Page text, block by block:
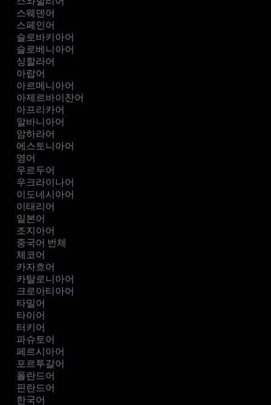
스웨덴어
스페인어
슬로바키아어
슬로베니아어
싱할라어
아랍어
아르메니아어
아제르바이잔어
아프리카어
알바니아어
암하라어
에스토니아어
영어
우르두어
우크라이나어
이도네시아어
이태리어
일본어
조지아어
중국어 번체
체코어
카자흐어
카탈로니아어
크로아티아어
타밀어
타이어
터키어
파슈토어
페르시아어
포르투갈어
폴란드어
핀란드어
한국어